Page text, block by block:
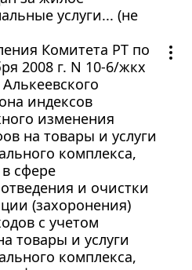
услуги... (не
Комитета РТ по
2008 г. N 10-6/жкх
индексов
изменения
на товары и услуги
комплекса,
сфере
и очистки
(захоронения)
с учетом
товары и услуги
комплекса,